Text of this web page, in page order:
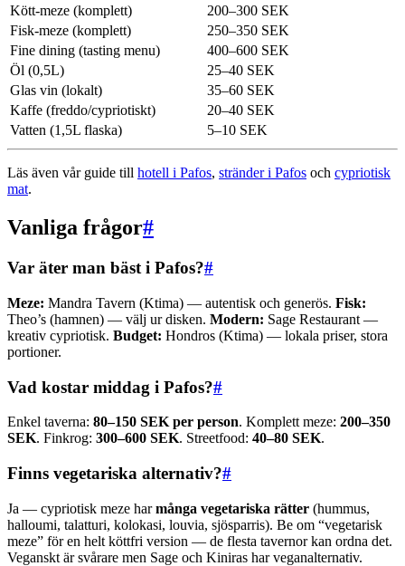
Kött-meze (komplett)
200–300 SEK
Fisk-meze (komplett)
250–350 SEK
Fine dining (tasting menu)
400–600 SEK
Öl (0,5L)
25–40 SEK
Glas vin (lokalt)
35–60 SEK
Kaffe (freddo/cypriotiskt)
20–40 SEK
Vatten (1,5L flaska)
5–10 SEK
Läs även vår guide till hotell i Pafos, stränder i Pafos och cypriotisk
mat.
Vanliga frågor#
Var äter man bäst i Pafos?#
Meze: Mandra Tavern (Ktima) — autentisk och generös. Fisk:
Theo’s (hamnen) — välj ur disken. Modern: Sage Restaurant —
kreativ cypriotisk. Budget: Hondros (Ktima) — lokala priser, stora
portioner.
Vad kostar middag i Pafos?#
Enkel taverna: 80–150 SEK per person. Komplett meze: 200–350
SEK. Finkrog: 300–600 SEK. Streetfood: 40–80 SEK.
Finns vegetariska alternativ?#
Ja — cypriotisk meze harmånga vegetariska rätter (hummus,
halloumi, talatturi, kolokasi, louvia, sjösparris). Be om “vegetarisk
meze” för en helt köttfri version — de flesta tavernor kan ordna det.
Veganskt är svårare men Sage och Kiniras har veganalternativ.